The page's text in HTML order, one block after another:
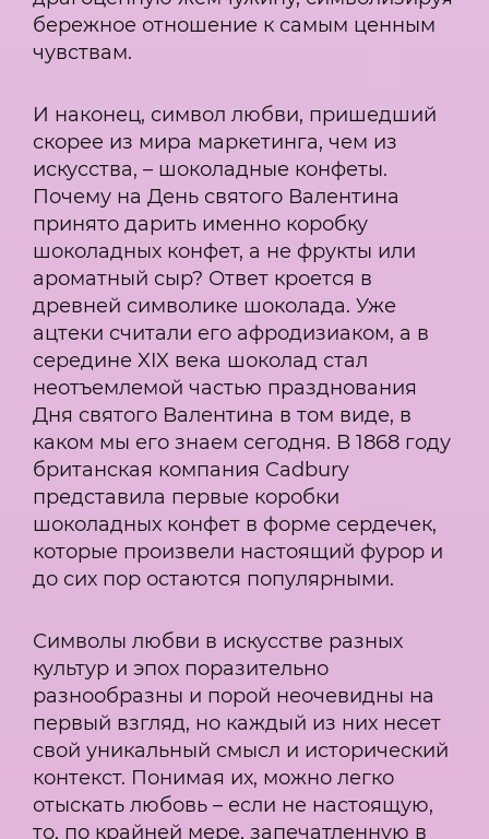
бережное отношение к самым ценным
чувствам.
И наконец, символ любви, пришедший
скорее из мира маркетинга, чем из
искусства, – шоколадные конфеты.
Почему на День святого Валентина
принято дарить именно коробку
шоколадных конфет, а не фрукты или
ароматный сыр? Ответ кроется в
древней символике шоколада. Уже
ацтеки считали его афродизиаком, а в
середине XIX века шоколад стал
неотъемлемой частью празднования
Дня святого Валентина в том виде, в
каком мы его знаем сегодня. В 1868 году
британская компания Cadbury
представила первые коробки
шоколадных конфет в форме сердечек,
которые произвели настоящий фурор и
до сих пор остаются популярными.
Символы любви в искусстве разных
культур и эпох поразительно
разнообразны и порой неочевидны на
первый взгляд, но каждый из них несет
свой уникальный смысл и исторический
контекст. Понимая их, можно легко
отыскать любовь – если не настоящую,
то, по крайней мере, запечатленную в